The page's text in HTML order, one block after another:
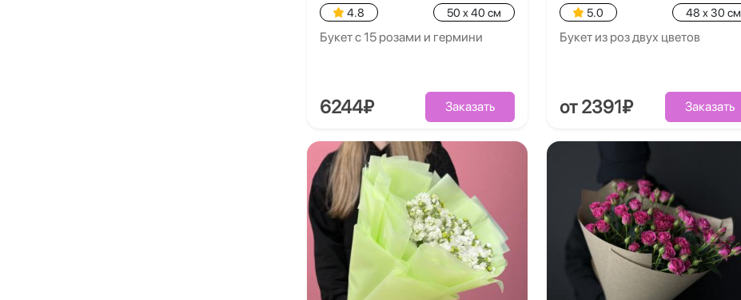
4.8 50 x 40 см
Букет с 15 розами и гермини
6244₽ Заказать
5.0 48 x 30 см
Букет из роз двух цветов
от 2391₽ Заказать